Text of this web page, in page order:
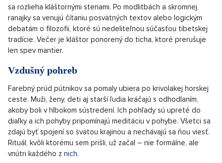
sa rozlieha kláštornými stenami. Po modlitbách a skromnej
ranajky sa venujú čítaniu posvätných textov alebo logickým
debatám o filozofii, ktoré sú nedeliteľnou súčasťou tibetskej
tradície. Večer je kláštor ponorený do ticha, ktoré prerušuje
len spev mantier.
Vzdušný pohreb
Farebný prúd pútnikov sa pomaly ubiera po krivolakej horskej
ceste. Muži, ženy, deti aj starší ľudia kráčajú s odhodlaním,
akoby boli v hlbokom sústredení. Ich pohľady sú upreté do
diaľky a ich pohyby pripomínajú meditáciu v pohybe. Všetci sa
zdajú byť spojení so svätou krajinou a nechávajú sa ňou viesť.
Rituál, kvôli ktorému sem prišli, už začal – nie formálne, ale
vnútri každého z nich.